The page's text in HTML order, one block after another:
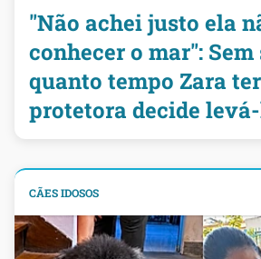
"Não achei justo ela
conhecer o mar": Sem
quanto tempo Zara
protetora decide
CÃES IDOSOS